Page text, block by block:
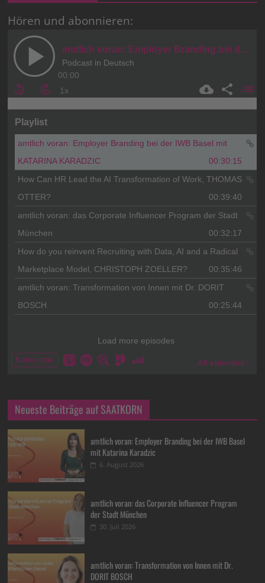
Hören und abonnieren:
Neueste Beiträge auf SAATKORN
amtlich voran: Employer Branding bei der IWB Basel
mit Katarina Karadzic
6. August 2026
amtlich voran: das Corporate Influencer Program
der Stadt München
30. Juli 2026
amtlich voran: Transformation von Innen mit Dr.
DORIT BOSCH